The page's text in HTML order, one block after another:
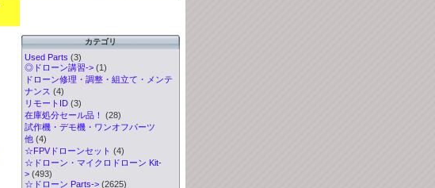
カテゴリ
Used Parts (3)
◎ドローン講習->(1)
ドローン修理・調整・組立て・メンテ
ナンス (4)
リモートID(3)
在庫処分セール品！
(28)
試作機・デモ機・ワンオフパーツ
他(4)
☆FPVドローンセット (4)
☆ドローン・マイクロドローン Kit-
>(493)
☆ドローン Parts->(2625)